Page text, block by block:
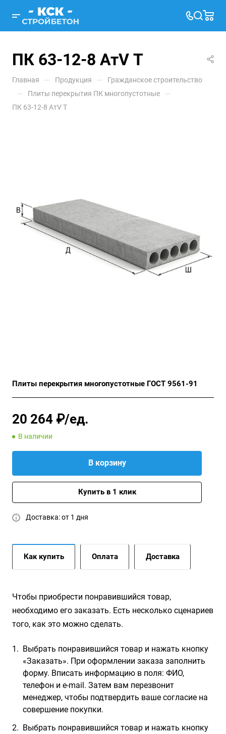
ПК 63-12-8 АтV Т
Главная — Продукция — Гражданское строительство
— Плиты перекрытия ПК многопустотные —
ПК 63-12-8 АтV Т
Плиты перекрытия многопустотные ГОСТ 9561-91
20 264 ₽/ед.
В наличии
В корзину
Купить в 1 клик
Доставка: от 1 дня
Как купить Оплата Доставка
Чтобы приобрести понравившийся товар,
необходимо его заказать. Есть несколько сценариев
того, как это можно сделать.
Выбрать понравившийся товар и нажать кнопку
«Заказать». При оформлении заказа заполнить
форму. Вписать информацию в поля: ФИО,
телефон и e-mail. Затем вам перезвонит
менеджер, чтобы подтвердить ваше согласие на
совершение покупки.
Выбрать понравившийся товар и нажать кнопку